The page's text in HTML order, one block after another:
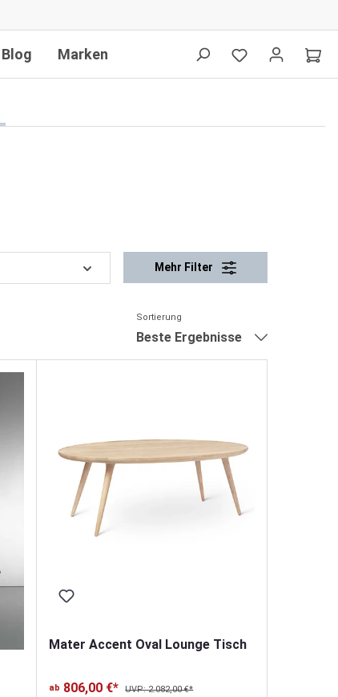
Blog Marken
Mehr Filter
Sortierung
Beste Ergebnisse
Mater Accent Oval Lounge Tisch
ab 806,00 €* UVP: 2.082,00 €*